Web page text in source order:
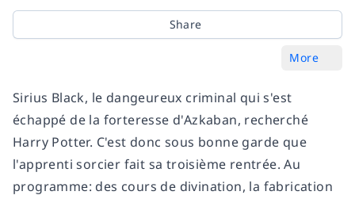
Share
More
Sirius Black, le dangeureux criminal qui s'est
échappé de la forteresse d'Azkaban, recherché
Harry Potter. C'est donc sous bonne garde que
l'apprenti sorcier fait sa troisième rentrée. Au
programme: des cours de divination, la fabrication